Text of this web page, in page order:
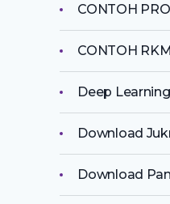
CONTOH
CONTOH
Deep
Download
Download